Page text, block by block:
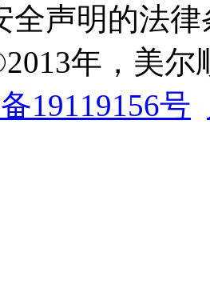
全声明的法律
年，美
19119156号